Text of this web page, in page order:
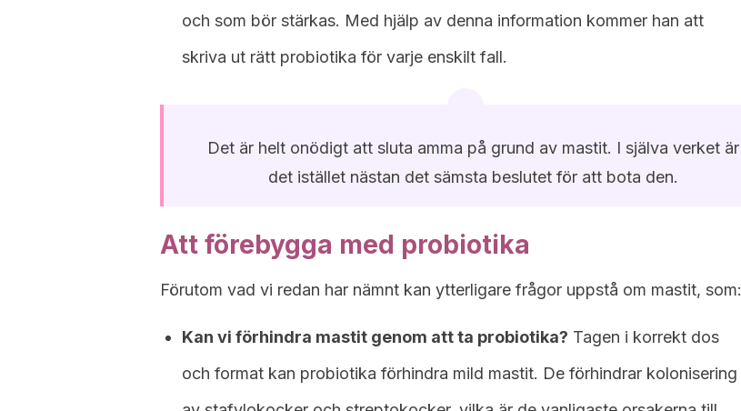
och som bör stärkas. Med hjälp av denna information kommer han att
skriva ut rätt probiotika för varje enskilt fall.
Det är helt onödigt att sluta amma på grund av mastit. I själva verket är
det istället nästan det sämsta beslutet för att bota den.
Att förebygga med probiotika
Förutom vad vi redan har nämnt kan ytterligare frågor uppstå om mastit, som:
Kan vi förhindra mastit genom att ta probiotika? Tagen i korrekt dos
och format kan probiotika förhindra mild mastit. De förhindrar kolonisering